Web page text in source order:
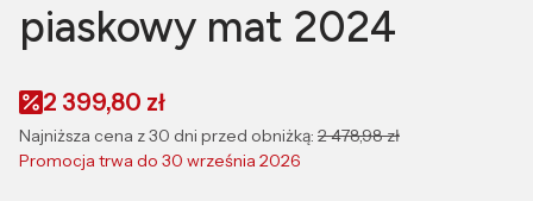
piaskowy mat 2024
2 399,80 zł
Najniższa cena z 30 dni przed obniżką: 2 478,98 zł
Promocja trwa do 30 września 2026